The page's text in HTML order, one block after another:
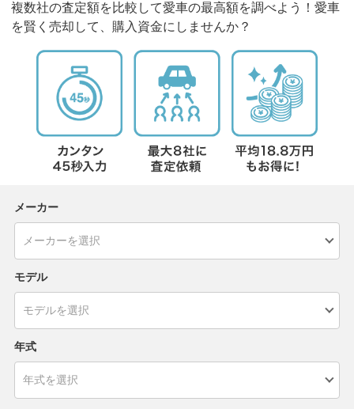
複数社の査定額を比較して愛車の最高額を調べよう！愛車
を賢く売却して、購入資金にしませんか？
メーカー
モデル
年式